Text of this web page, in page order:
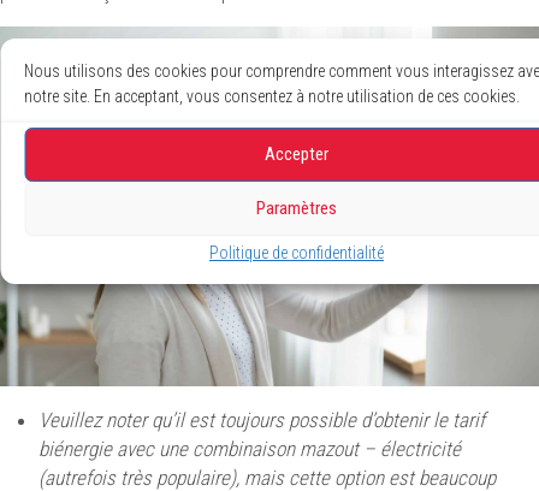
Nous utilisons des cookies pour comprendre comment vous interagissez
notre site. En acceptant, vous consentez à notre utilisation de ces cookies.
Accepter
Paramètres
Politique de confidentialité
Veuillez noter qu’il est toujours possible d’obtenir le tarif
biénergie avec une combinaison mazout – électricité
(autrefois très populaire), mais cette option est beaucoup